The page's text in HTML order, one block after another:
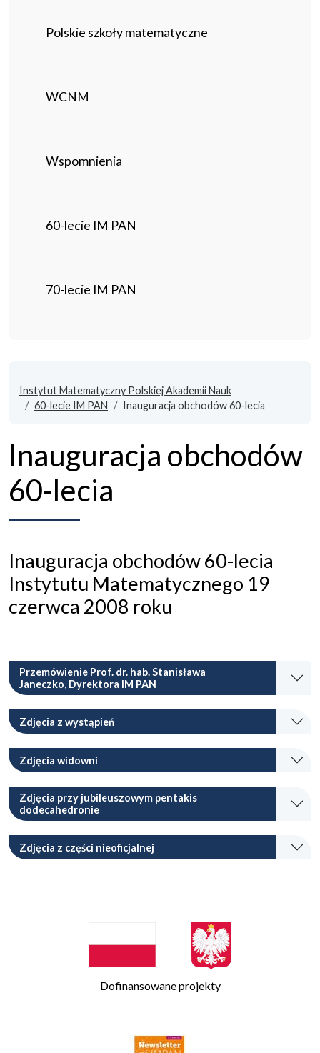
Polskie szkoły matematyczne
WCNM
Wspomnienia
60-lecie IM PAN
70-lecie IM PAN
Instytut Matematyczny Polskiej Akademii Nauk
60-lecie IM PAN
Inauguracja obchodów 60-lecia
Inauguracja obchodów
60-lecia
Inauguracja obchodów 60-lecia
Instytutu Matematycznego 19
czerwca 2008 roku
Przemówienie Prof. dr. hab. Stanisława
Janeczko, Dyrektora IM PAN
Zdjęcia z wystąpień
Zdjęcia widowni
Zdjęcia przy jubileuszowym pentakis
dodecahedronie
Zdjęcia z części nieoficjalnej
Dofinansowane projekty